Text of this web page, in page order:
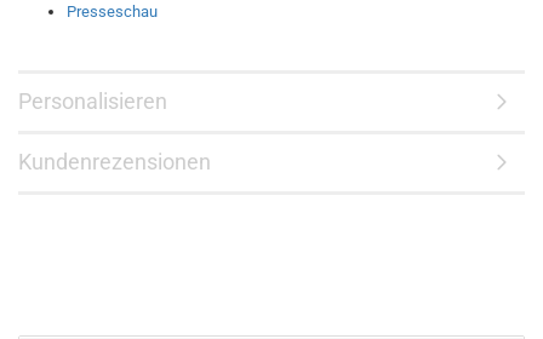
Presseschau
Personalisieren
Kundenrezensionen